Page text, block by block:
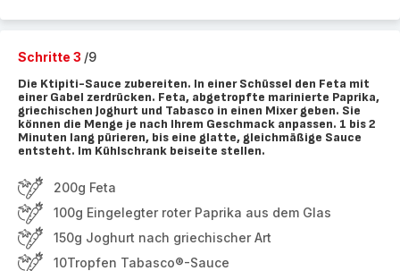
Schritte 3 /9
Die Ktipiti-Sauce zubereiten. In einer Schüssel den Feta mit
einer Gabel zerdrücken. Feta, abgetropfte marinierte Paprika,
griechischen Joghurt und Tabasco in einen Mixer geben. Sie
können die Menge je nach Ihrem Geschmack anpassen. 1 bis 2
Minuten lang pürieren, bis eine glatte, gleichmäßige Sauce
entsteht. Im Kühlschrank beiseite stellen.
200g Feta
100g Eingelegter roter Paprika aus dem Glas
150g Joghurt nach griechischer Art
10Tropfen Tabasco®-Sauce